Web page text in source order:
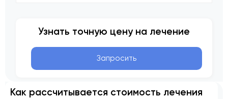
Узнать точную цену на лечение
Запросить
Как рассчитывается стоимость лечения